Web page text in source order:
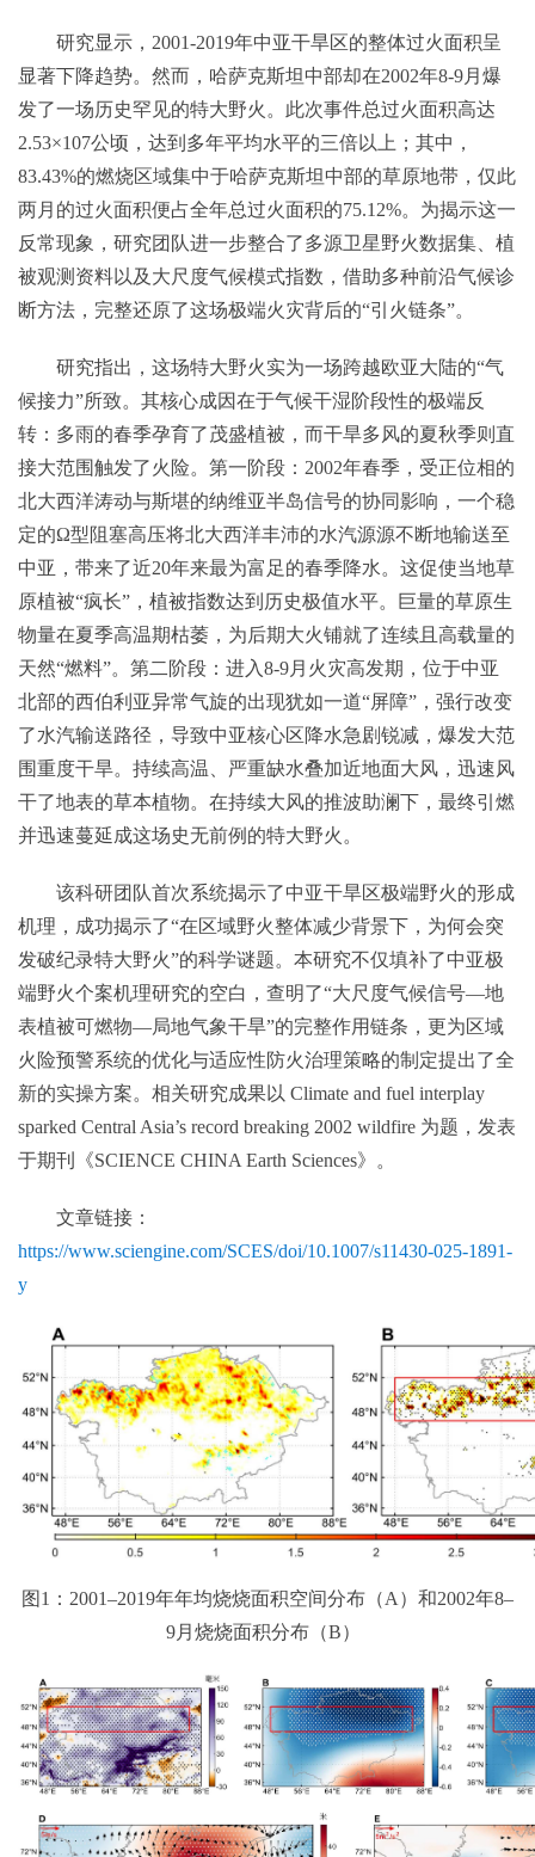
研究显示，2001-2019年中亚干旱区的整体过火面积呈
显著下降趋势。然而，哈萨克斯坦中部却在2002年8-9月爆
发了一场历史罕见的特大野火。此次事件总过火面积高达
2.53×107公顷，达到多年平均水平的三倍以上；其中，
83.43%的燃烧区域集中于哈萨克斯坦中部的草原地带，仅此
两月的过火面积便占全年总过火面积的75.12%。为揭示这一
反常现象，研究团队进一步整合了多源卫星野火数据集、植
被观测资料以及大尺度气候模式指数，借助多种前沿气候诊
断方法，完整还原了这场极端火灾背后的“引火链条”。
研究指出，这场特大野火实为一场跨越欧亚大陆的“气
候接力”所致。其核心成因在于气候干湿阶段性的极端反
转：多雨的春季孕育了茂盛植被，而干旱多风的夏秋季则直
接大范围触发了火险。第一阶段：2002年春季，受正位相的
北大西洋涛动与斯堪的纳维亚半岛信号的协同影响，一个稳
定的Ω型阻塞高压将北大西洋丰沛的水汽源源不断地输送至
中亚，带来了近20年来最为富足的春季降水。这促使当地草
原植被“疯长”，植被指数达到历史极值水平。巨量的草原生
物量在夏季高温期枯萎，为后期大火铺就了连续且高载量的
天然“燃料”。第二阶段：进入8-9月火灾高发期，位于中亚
北部的西伯利亚异常气旋的出现犹如一道“屏障”，强行改变
了水汽输送路径，导致中亚核心区降水急剧锐减，爆发大范
围重度干旱。持续高温、严重缺水叠加近地面大风，迅速风
干了地表的草本植物。在持续大风的推波助澜下，最终引燃
并迅速蔓延成这场史无前例的特大野火。
该科研团队首次系统揭示了中亚干旱区极端野火的形成
机理，成功揭示了“在区域野火整体减少背景下，为何会突
发破纪录特大野火”的科学谜题。本研究不仅填补了中亚极
端野火个案机理研究的空白，查明了“大尺度气候信号—地
表植被可燃物—局地气象干旱”的完整作用链条，更为区域
火险预警系统的优化与适应性防火治理策略的制定提出了全
新的实操方案。相关研究成果以 Climate and fuel interplay
sparked Central Asia’s record breaking 2002 wildfire 为题，发表
于期刊《SCIENCE CHINA Earth Sciences》。
文章链接：
https://www.sciengine.com/SCES/doi/10.1007/s11430-025-1891-
y
图1：2001–2019年年均烧烧面积空间分布（A）和2002年8–
9月烧烧面积分布（B）